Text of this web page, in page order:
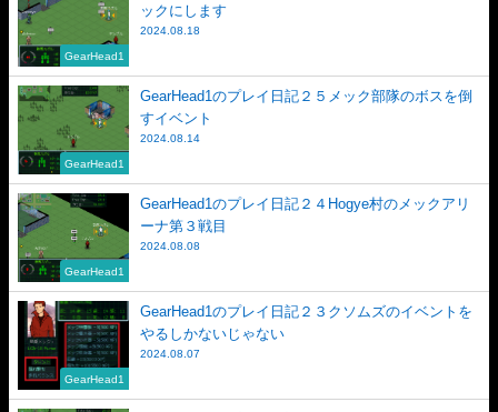
GearHead1
ックにします
2024.08.18
GearHead1
GearHead1のプレイ日記２５メック部隊のボスを倒
すイベント
2024.08.14
GearHead1
GearHead1のプレイ日記２４Hogye村のメックアリ
ーナ第３戦目
2024.08.08
GearHead1
GearHead1のプレイ日記２３クソムズのイベントを
やるしかないじゃない
2024.08.07